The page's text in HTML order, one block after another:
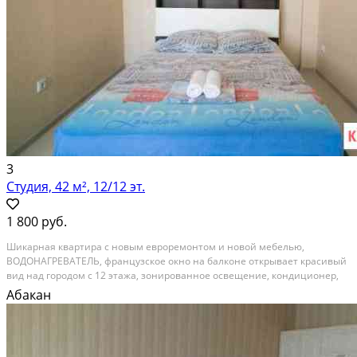
3
Студия, 42 м², 12/12 эт.
1 800 руб.
Шикарная квартира с новым евроремонтом и новой мебелью,
ВОДОНАГРЕВАТЕЛЬ, французское окно на балконе открывает красивый
вид над городом с 12 этажа, зонированное освещение, кондиционер,
подогрев полов.
Абакан